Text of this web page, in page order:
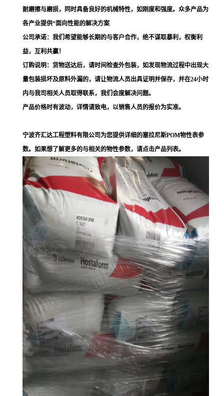
耐磨擦与磨损，同时具备良好的机械特性，如刚度和强度。众多产品为
各产业提供“面向性能的解决方案
公司承诺：我们希望能够长期的与客户合作，绝不谋取暴利，权衡利
益，互利共赢！
订购说明：货物送达后，请时间检查外包装，如发现物流过程中出现大
量包装损坏及原料外漏的，请让物流人员出具证明并保存，并在24小时
内与我司相关人员取得联系，我们会度解决问题。
产品价格时有波动，详情请致电，以销售人员的报价为实准。
宁波齐汇达工程塑料有限公司为您提供详细的塞拉尼斯POM物性表参
数。如果想了解更多的与相关的物性参数，请点击产品列表。